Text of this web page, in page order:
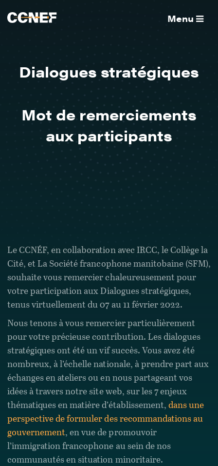
Menu
Dialogues stratégiques
Mot de remerciements
aux participants
Le CCNÉF, en collaboration avec IRCC, le Collège la
Cité, et La Société francophone manitobaine (SFM),
souhaite vous remercier chaleureusement pour
votre participation aux Dialogues stratégiques,
tenus virtuellement du 07 au 11 février 2022.
Nous tenons à vous remercier particulièrement
pour votre précieuse contribution. Les dialogues
stratégiques ont été un vif succès. Vous avez été
nombreux, à l’échelle nationale, à prendre part aux
échanges en ateliers ou en nous partageant vos
idées à travers notre site web, sur les 7 enjeux
thématiques en matière d’établissement,dans une
perspective de formuler des recommandations au
gouvernement, en vue de promouvoir
l’immigration francophone au sein de nos
communautés en situation minoritaire.